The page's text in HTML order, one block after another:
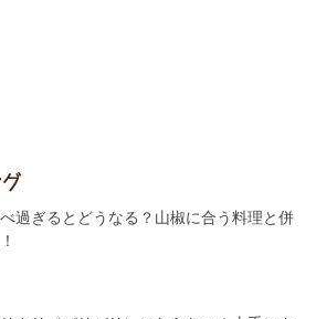
過ぎるとどうなる？山椒に合う料理と併